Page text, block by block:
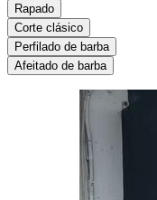
Rapado
Corte clásico
Perfilado de barba
Afeitado de barba